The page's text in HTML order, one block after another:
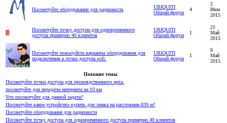
Посоветуйте оборудование для радиомоста
UBIQUITI
Общий форум
4
5
Июн
2015
N
Посоветуйте точку доступа для одновременного
доступа примерно 40 клиентов
UBIQUITI
Общий форум
1
21
Май
2015
Посоветуйте пожалуйста варианты оборудования для
подключения к точке доступа wifi.
UBIQUITI
Общий форум
1
6
Май
2015
Похожие темы
Посоветуйте точки доступа для произвдственного цеха.
посоветуйте для передачи интернета на 10 км
Что посоветуйте для данной задачи?
Посоветуйте какое устройство купить для линка на расстоянии 839 м?
Посоветуйте оборудование для радиомоста
Посоветуйте точку доступа для одновременного доступа примерно 40 клиентов